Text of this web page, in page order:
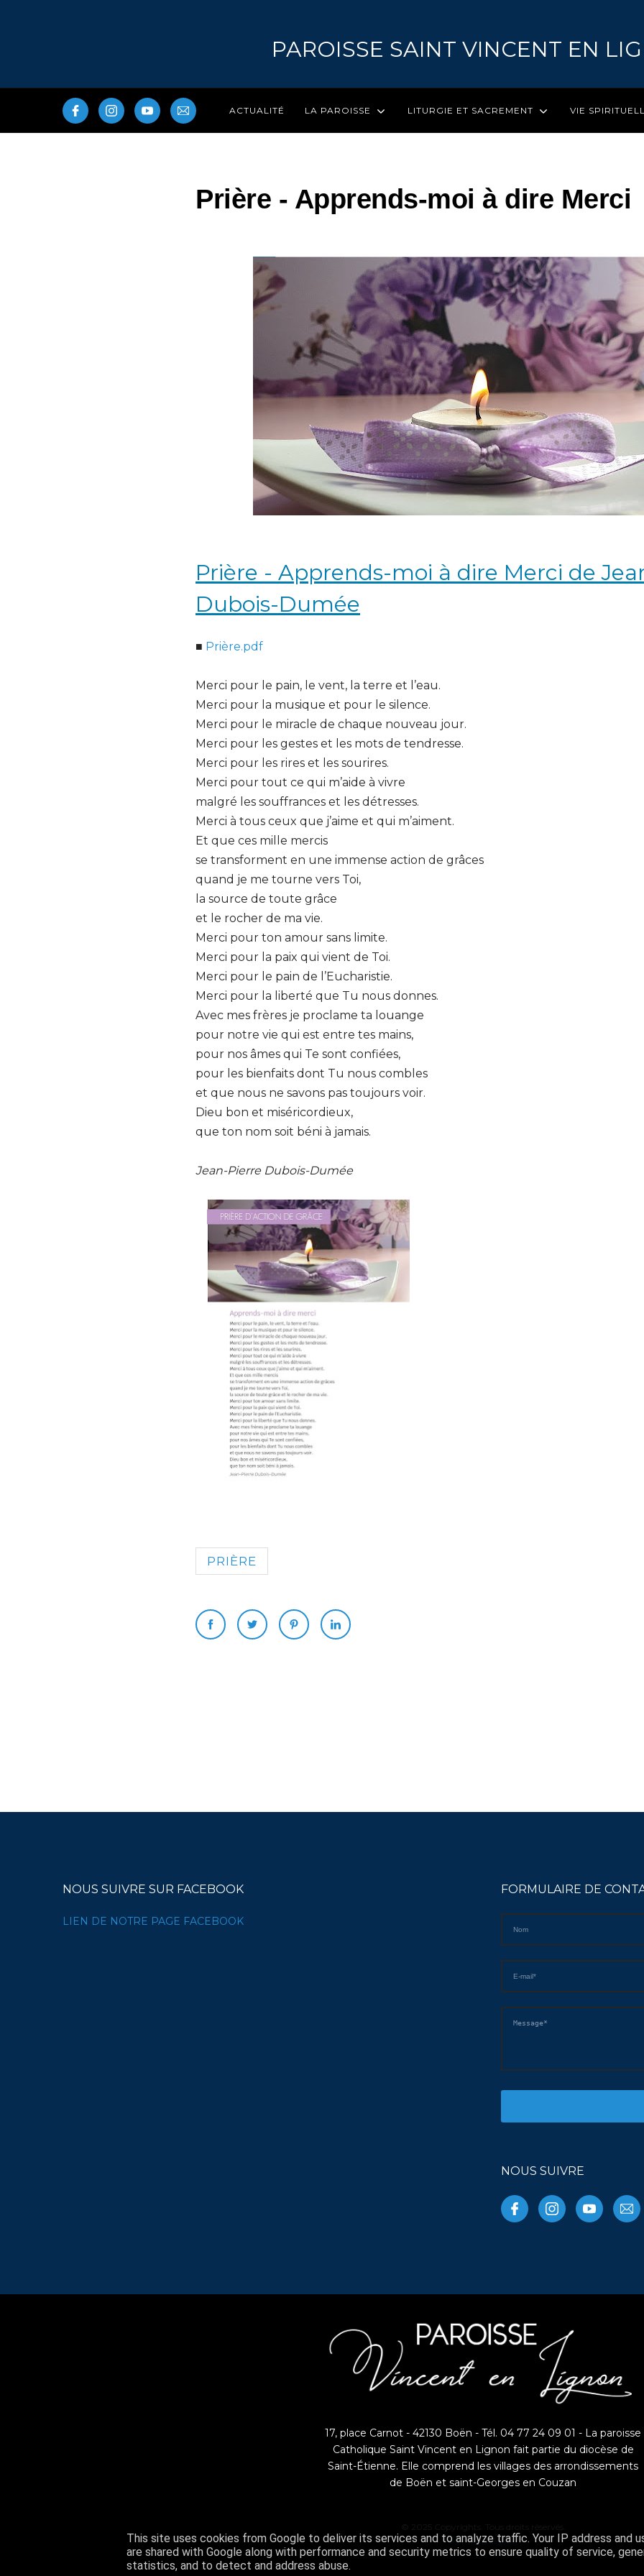
PAROISSE SAINT VINCENT EN
ACTUALITÉ LA PAROISSE LITURGIE ET SACREMENT VIE
Prière - Apprends-moi à dire Merci
Prière - Apprends-moi à dire Merci de
Dubois-Dumée
■ Prière.pdf
Merci pour le pain, le vent, la terre et l’eau.
Merci pour la musique et pour le silence.
Merci pour le miracle de chaque nouveau jour.
Merci pour les gestes et les mots de tendresse.
Merci pour les rires et les sourires.
Merci pour tout ce qui m’aide à vivre
malgré les souffrances et les détresses.
Merci à tous ceux que j’aime et qui m’aiment.
Et que ces mille mercis
se transforment en une immense action de grâces
quand je me tourne vers Toi,
la source de toute grâce
et le rocher de ma vie.
Merci pour ton amour sans limite.
Merci pour la paix qui vient de Toi.
Merci pour le pain de l’Eucharistie.
Merci pour la liberté que Tu nous donnes.
Avec mes frères je proclame ta louange
pour notre vie qui est entre tes mains,
pour nos âmes qui Te sont confiées,
pour les bienfaits dont Tu nous combles
et que nous ne savons pas toujours voir.
Dieu bon et miséricordieux,
que ton nom soit béni à jamais.
Jean-Pierre Dubois-Dumée
PRIÈRE
NOUS SUIVRE SUR FACEBOOK
LIEN DE NOTRE PAGE FACEBOOK
FORMULAIRE DE
NOUS SUIVRE
17, place Carnot - 42130 Boën - Tél. 04 77 24 09 01 - La paroisse
Catholique Saint Vincent en Lignon fait partie du diocèse de
Saint-Étienne. Elle comprend les villages des arrondissements
de Boën et saint-Georges en Couzan
Mentions légales
This site uses cookies from Google to deliver its services and to analyze traffic. Your IP address and
are shared with Google along with performance and security metrics to ensure quality of service,
statistics, and to detect and address abuse.